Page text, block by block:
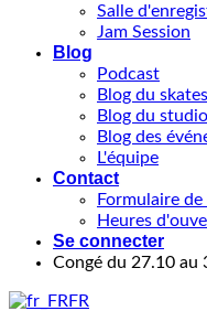
Salle
Jam Session
Blog
Podcast
Blog du
Blog du
Blog des
L'équipe
Contact
Formulaire
Heures
Se connecter
Congé du 27.10 au
FR